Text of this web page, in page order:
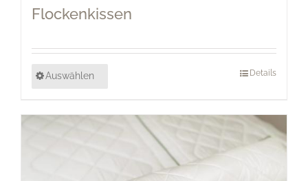
Flockenkissen
Auswählen Details